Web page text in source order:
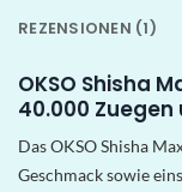
REZENSIONEN (1)
OKSO Shisha
40.000
Das OKSO Shisha
Geschmack sowie